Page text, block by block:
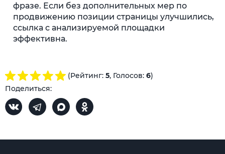
фразе. Если без дополнительных мер по
продвижению позиции страницы улучшились,
ссылка с анализируемой площадки
эффективна.
(Рейтинг: 5, Голосов: 6)
Поделиться: